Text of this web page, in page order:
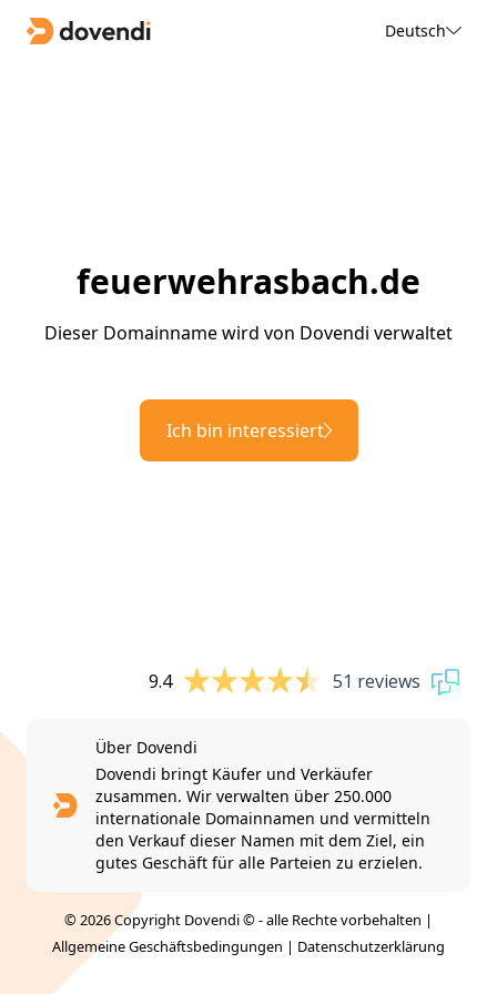
Deutsch
feuerwehrasbach.de
Dieser Domainname wird von Dovendi verwaltet
Ich bin interessiert
9.4 51 reviews
Über Dovendi
Dovendi bringt Käufer und Verkäufer
zusammen. Wir verwalten über 250.000
internationale Domainnamen und vermitteln
den Verkauf dieser Namen mit dem Ziel, ein
gutes Geschäft für alle Parteien zu erzielen.
© 2026 Copyright Dovendi © - alle Rechte vorbehalten |
Allgemeine Geschäftsbedingungen | Datenschutzerklärung